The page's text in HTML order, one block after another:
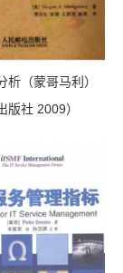
析（蒙哥马利）
版社 2009）